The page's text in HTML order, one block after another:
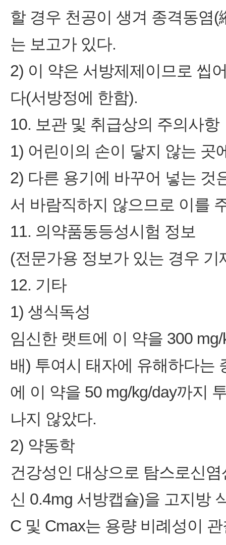
할 경우 천공이 생겨 종격동염
는 보고가 있다.
2) 이 약은 서방제제이므로 씹
다(서방정에 한함).
10. 보관 및 취급상의 주의사항
1) 어린이의 손이 닿지 않는 곳
2) 다른 용기에 바꾸어 넣는 것
서 바람직하지 않으므로 이를
11. 의약품동등성시험 정보
(전문가용 정보가 있는 경우 기
12. 기타
1) 생식독성
임신한 랫트에 이 약을 300
배) 투여시 태자에 유해하다는
에 이 약을 50 mg/kg/day까지
나지 않았다.
2) 약동학
건강성인 대상으로 탐스로신
신 0.4mg 서방캡슐)을 고지방
C 및 Cmax는 용량 비례성이